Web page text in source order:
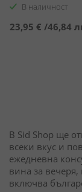
В наличност
23,95 € /46,84
В Sid Shop ще
всеки вкус и
ежедневна
вина за вечеря,
включва